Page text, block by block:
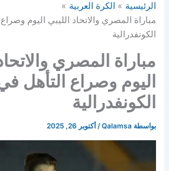
الرئيسية
الكرة العربية
مباراة المصري والاتحاد الليبي اليوم
الكونفدرالية
مباراة المصري
اليوم وصراع التأهل
الكونفدرالية
بواسطة Qalamsa
/ أكتوبر 26, 2025